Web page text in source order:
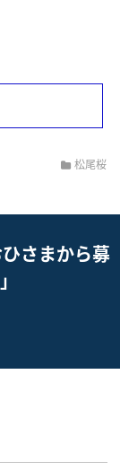
松尾桜
さまから募